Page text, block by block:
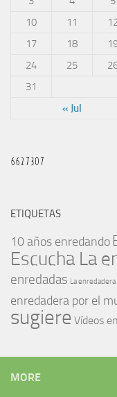
« Jul
10
11
17
18
24
25
31
ETIQUETAS
10 años enredando
Escucha La
enredadas La enredadera
enredadera por el
sugiere Vídeos
MORE